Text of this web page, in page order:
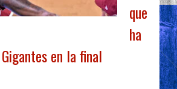
que
ha
en la final